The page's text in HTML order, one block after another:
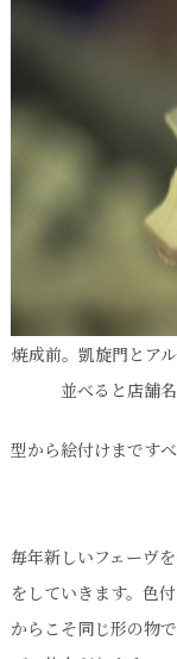
焼成前。凱旋門とア
並べると店舗
型から絵付けまですべ
毎年新しいフェーヴ
をしていきます。色
からこそ同じ形の物